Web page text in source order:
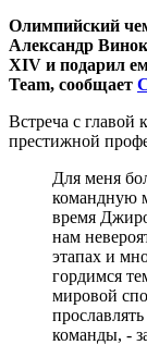
Олимпийский
Александр
XIV и подарил
Team, сообщает
Встреча с главой
престижной
Для меня
командную
время
нам
этапах и
гордимся
мировой
команды, -